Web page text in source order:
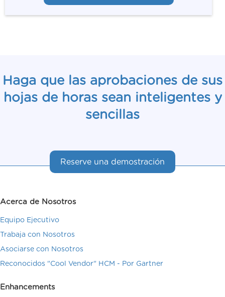
Haga que las aprobaciones de sus
hojas de horas sean inteligentes y
sencillas
Reserve una demostración
Acerca de Nosotros
Equipo Ejecutivo
Trabaja con Nosotros
Asociarse con Nosotros
Reconocidos "Cool Vendor" HCM - Por Gartner
Enhancements